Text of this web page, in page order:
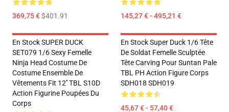
369,75 €$401.91 145,27 € - 495,21 €
En Stock SUPER DUCK
SET079 1/6 Sexy Femelle
Ninja Head Costume De
Costume Ensemble De
Vêtements Fit 12'' TBL S10D
Action Figurine Poupées Du
Corps
En Stock Super Duck 1/6 Tête
De Soldat Femelle Sculptée
Tête Carving Pour Suntan Pale
TBL PH Action Figure Corps
SDH018 SDH019
45,67 € - 57,40 €